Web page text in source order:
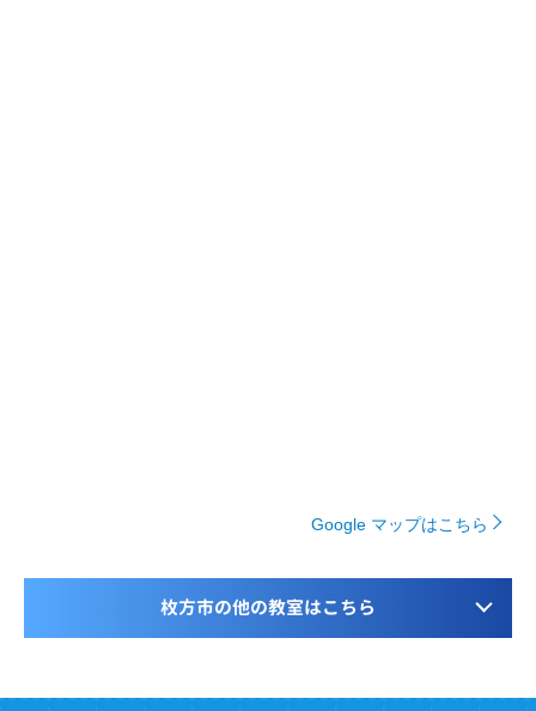
Google マップはこちら
枚方市の他の教室はこちら